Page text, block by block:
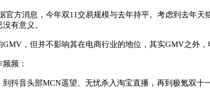
方消息，今年双11交易规模与去年持平。考虑到去年
有意义。
，但并不影响其在电商行业的地位，其实GMV之外，
频：
到抖音头部MCN遥望、无忧杀入淘宝直播，再到极氪双